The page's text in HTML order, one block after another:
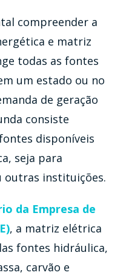
compreender a
e matriz
todas as fontes
um estado ou no
de geração
consiste
disponíveis
seja para
outras instituições.
da Empresa de
, a matriz elétrica
fontes hidráulica,
carvão e